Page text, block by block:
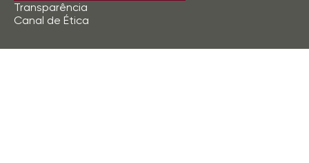
Transparência
Canal de Ética